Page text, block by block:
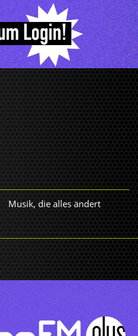
Musik, die alles ändert